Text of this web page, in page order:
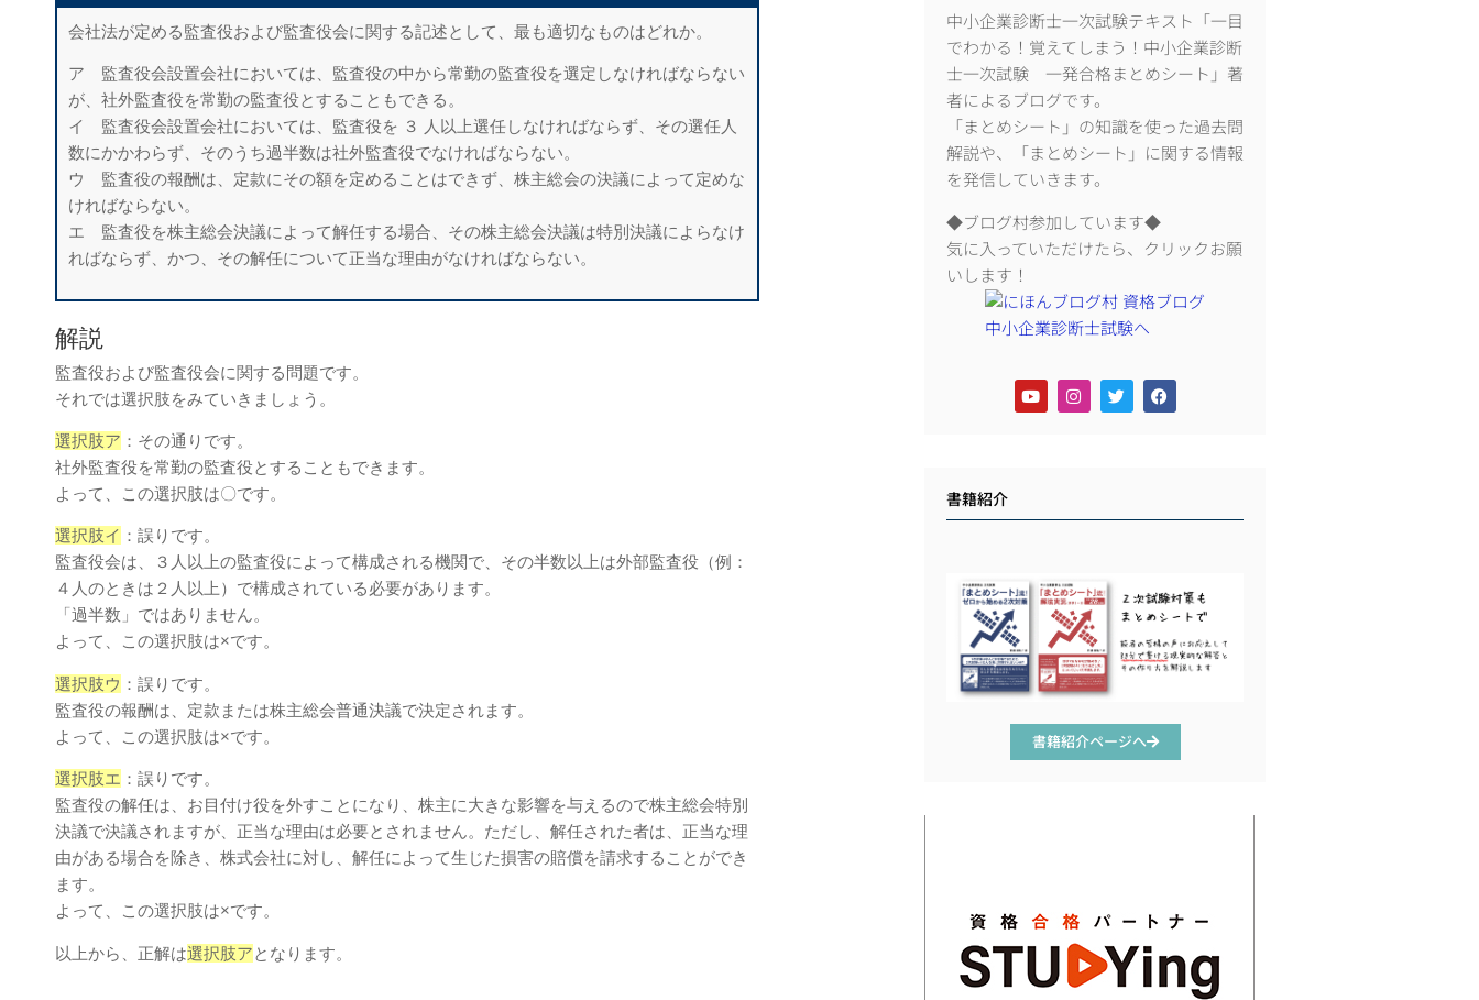
会社法が定める監査役および監査役会に関する記述として、最も適切なものはどれか。
ア 監査役会設置会社においては、監査役の中から常勤の監査役を選定しなければならない
が、社外監査役を常勤の監査役とすることもできる。
イ 監査役会設置会社においては、監査役を ３ 人以上選任しなければならず、その選任人
数にかかわらず、そのうち過半数は社外監査役でなければならない。
ウ 監査役の報酬は、定款にその額を定めることはできず、株主総会の決議によって定めな
ければならない。
エ 監査役を株主総会決議によって解任する場合、その株主総会決議は特別決議によらなけ
ればならず、かつ、その解任について正当な理由がなければならない。
解説
監査役および監査役会に関する問題です。
それでは選択肢をみていきましょう。
選択肢ア ：その通りです。
社外監査役を常勤の監査役とすることもできます。
よって、この選択肢は〇です。
選択肢イ ：誤りです。
監査役会は、３⼈以上の監査役によって構成される機関で、その半数以上は外部監査役（例：
４⼈のときは２⼈以上）で構成されている必要があります。
「過半数」ではありません。
よって、この選択肢は×です。
選択肢ウ ：誤りです。
監査役の報酬は、定款または株主総会普通決議で決定されます。
よって、この選択肢は×です。
選択肢エ ：誤りです。
監査役の解任は、お⽬付け役を外すことになり、株主に⼤きな影響を与えるので株主総会特別
決議で決議されますが、正当な理由は必要とされません。ただし、解任された者は、正当な理
由がある場合を除き、株式会社に対し、解任によって生じた損害の賠償を請求することができ
ます。
よって、この選択肢は×です。
以上から、正解は選択肢アとなります。
中小企業診断士一次試験テキスト「一目
でわかる！覚えてしまう！中小企業診断
士一次試験 一発合格まとめシート」著
者によるブログです。
「まとめシート」の知識を使った過去問
解説や、「まとめシート」に関する情報
を発信していきます。
◆ブログ村参加しています◆
気に入っていただけたら、クリックお願
いします！
書籍紹介
書籍紹介ページへ